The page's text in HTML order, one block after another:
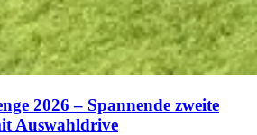
2026 – Spannende zweite
Auswahldrive